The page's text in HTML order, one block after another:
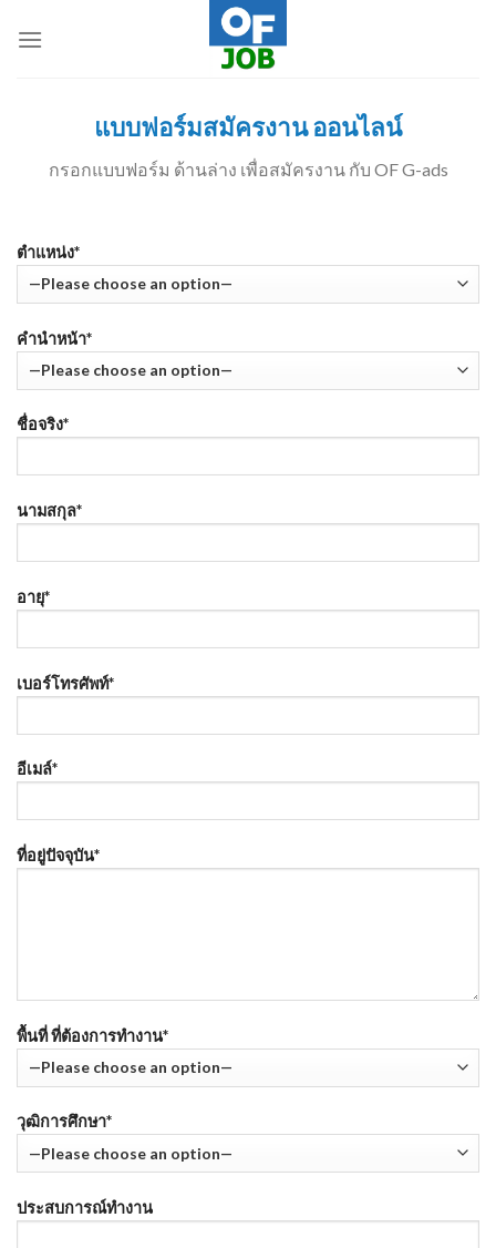
แบบฟอร์มสมัครงาน ออนไลน์
กรอกแบบฟอร์ม ด้านล่าง เพื่อสมัครงาน กับ OF G-ads
ตำแหน่ง*
คำนำหน้า*
ชื่อจริง*
นามสกุล*
อายุ*
เบอร์โทรศัพท์*
อีเมล์*
ที่อยู่ปัจจุบัน*
พื้นที่ ที่ต้องการทำงาน*
วุฒิการศึกษา*
ประสบการณ์ทำงาน